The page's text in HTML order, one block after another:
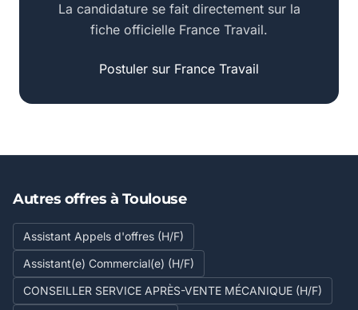
La candidature se fait directement sur la
fiche officielle France Travail.
Postuler sur France Travail
Autres offres à Toulouse
Assistant Appels d'offres (H/F)
Assistant(e) Commercial(e) (H/F)
CONSEILLER SERVICE APRÈS-VENTE MÉCANIQUE (H/F)